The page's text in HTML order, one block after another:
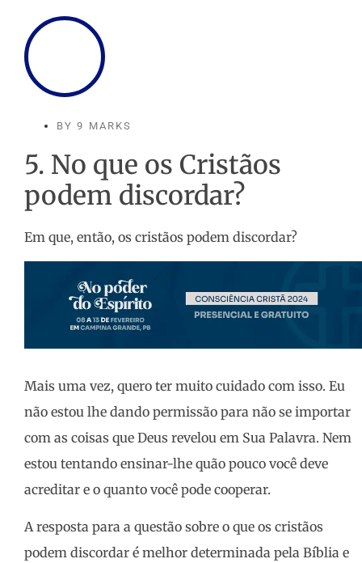
BY 9 MARKS
5. No que os Cristãos
podem discordar?
Em que, então, os cristãos podem discordar?
Mais uma vez, quero ter muito cuidado com isso. Eu
não estou lhe dando permissão para não se importar
com as coisas que Deus revelou em Sua Palavra. Nem
estou tentando ensinar-lhe quão pouco você deve
acreditar e o quanto você pode cooperar.
A resposta para a questão sobre o que os cristãos
podem discordar é melhor determinada pela Bíblia e